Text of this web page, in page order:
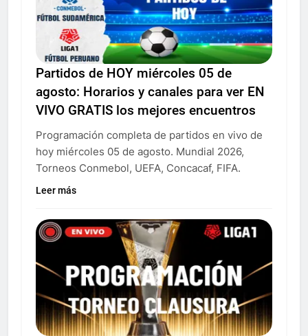
Partidos de HOY miércoles 05 de
agosto: Horarios y canales para ver EN
VIVO GRATIS los mejores encuentros
Programación completa de partidos en vivo de
hoy miércoles 05 de agosto. Mundial 2026,
Torneos Conmebol, UEFA, Concacaf, FIFA.
Leer más